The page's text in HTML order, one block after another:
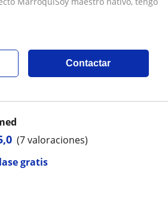
Contactar
gratis
(7 valoraciones)